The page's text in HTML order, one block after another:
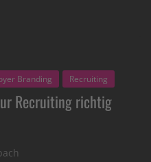
Branding Recruiting
Recruiting richtig